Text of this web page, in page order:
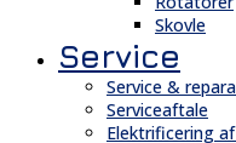
Skovle
Service
Service &
Serviceaftale
Elektrificering